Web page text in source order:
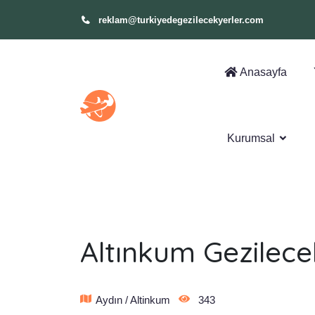
reklam@turkiyedegezilecekyerler.com
Anasayfa
Kurumsal
Altınkum
Aydın / Altinkum 343